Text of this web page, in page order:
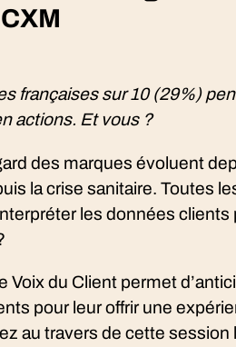
françaises sur 10 (29%)
actions. Et vous ?
des marques évoluent
la crise sanitaire. Toutes
les données clients
Voix du Client permet
pour leur offrir une
au travers de cette